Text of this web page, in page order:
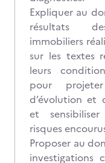
Expliquer au
résultats
immobiliers
sur les textes
leurs
pour
d’évolution et
et
risques
Proposer au
investigations